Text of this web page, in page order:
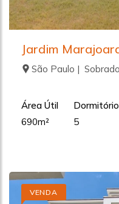
Jardim
São Paulo |
Área Útil
690m²
5
VENDA